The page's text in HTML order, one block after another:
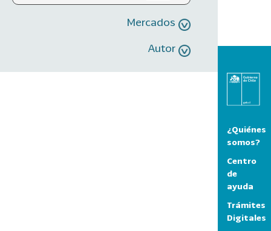
Mercados
Autor
¿Quiénes
somos?
Centro
de
ayuda
Trámites
Digitales